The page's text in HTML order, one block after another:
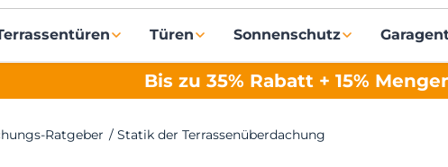
Türen Sonnenschutz
Bis zu 35% Rabatt + 15%
Ratgeber / Statik der Terrassenüberdachung